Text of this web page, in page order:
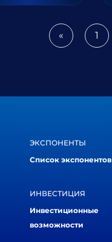
«Previous1
ЭКСПОНЕНТЫ
Список экспонентов
ИНВЕСТИЦИЯ
Инвестиционные
возможности